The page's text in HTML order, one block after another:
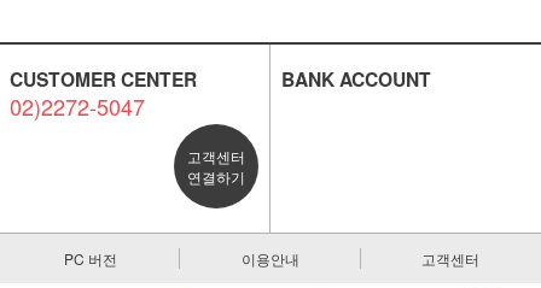
CUSTOMER CENTER
02)2272-5047
고객센터
연결하기
BANK ACCOUNT
PC 버전 이용안내 고객센터